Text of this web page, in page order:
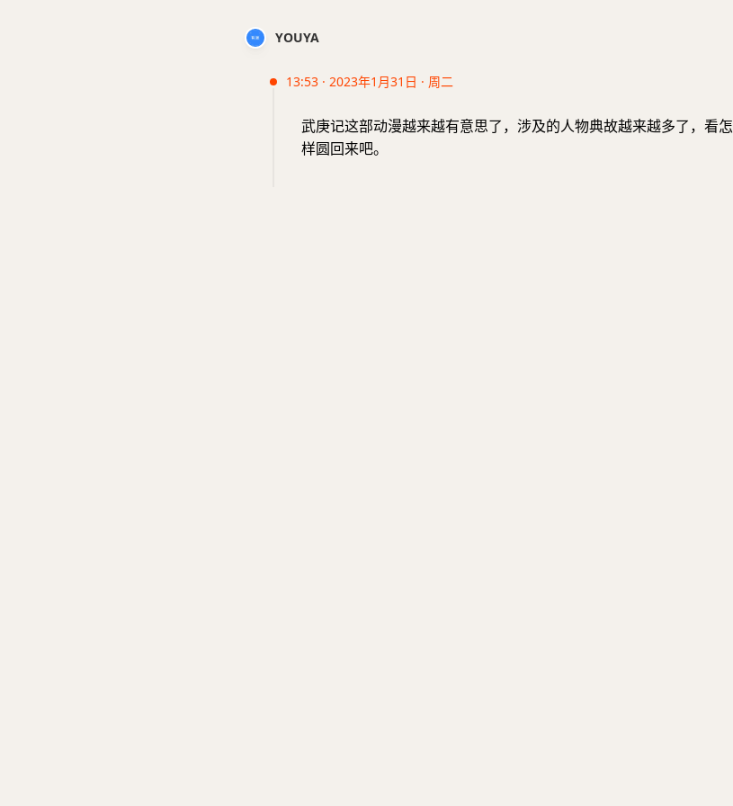
YOUYA
13:53 · 2023年1月31日 · 周二
武庚记这部动漫越来越有意思了，涉及的人物典故越来越多了，看怎
样圆回来吧。